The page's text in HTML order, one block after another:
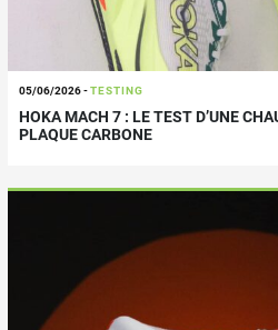
05/06/2026-TESTING
HOKA MACH 7 : LE TEST D’UNE
PLAQUE CARBONE